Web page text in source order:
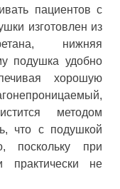
пациентов с
изготовлен из
нижняя
подушка удобно
хорошую
методом
что с подушкой
поскольку при
практически не